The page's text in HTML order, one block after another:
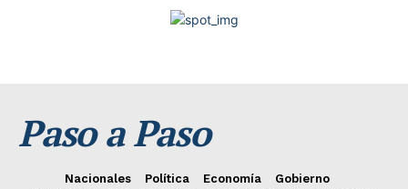
Paso a Paso
Nacionales Política Economía
Gobierno